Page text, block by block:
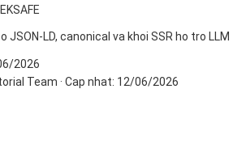
JSON-LD, canonical va khoi SSR ho tro LLM
2026
Team · Cap nhat: 12/06/2026